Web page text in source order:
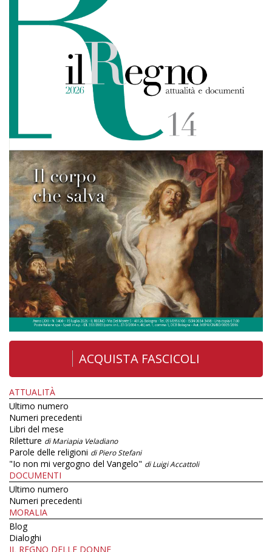
ACQUISTA FASCICOLI
ATTUALITÀ
Ultimo numero
Numeri precedenti
Libri del mese
Riletture di Mariapia Veladiano
Parole delle religioni di Piero Stefani
"Io non mi vergogno del Vangelo" di Luigi Accattoli
DOCUMENTI
Ultimo numero
Numeri precedenti
MORALIA
Blog
Dialoghi
IL REGNO DELLE DONNE